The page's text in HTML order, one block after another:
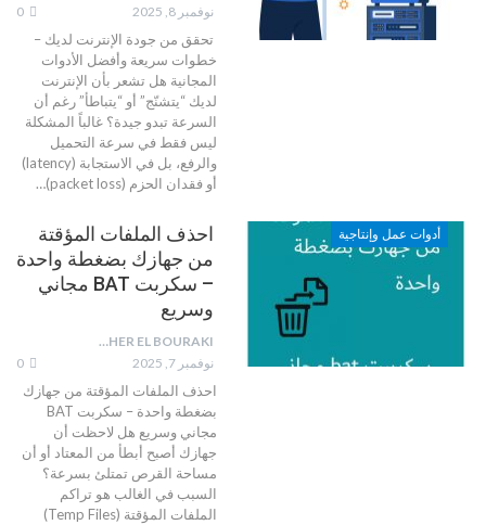
نوفمبر 8, 2025
تحقق من جودة الإنترنت لديك –
خطوات سريعة وأفضل الأدوات
المجانية هل تشعر بأن الإنترنت
لديك “يتشنّج” أو “يتباطأ” رغم أن
السرعة تبدو جيدة؟ غالباً المشكلة
ليس فقط في سرعة التحميل
والرفع، بل في الاستجابة (latency)
أو فقدان الحزم (packet loss)
…
أدوات عمل وإنتاجية
احذف الملفات المؤقتة
من جهازك بضغطة واحدة
– سكربت BAT مجاني
وسريع
TAHER EL BOURAKI
نوفمبر 7, 2025
احذف الملفات المؤقتة من جهازك
بضغطة واحدة – سكربت BAT
مجاني وسريع هل لاحظت أن
جهازك أصبح أبطأ من المعتاد أو أن
مساحة القرص تمتلئ بسرعة؟
السبب في الغالب هو تراكم
الملفات المؤقتة (Temp Files)